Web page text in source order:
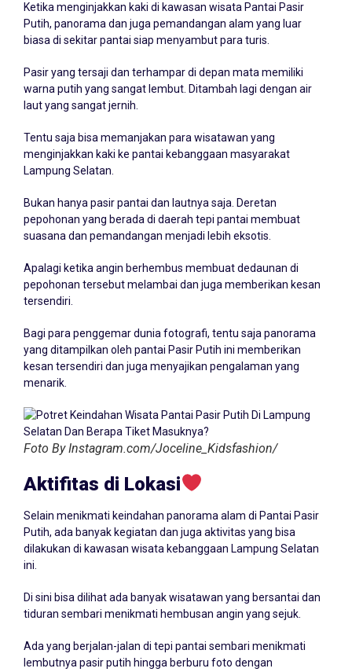
Ketika menginjakkan kaki di kawasan wisata Pantai Pasir
Putih, panorama dan juga pemandangan alam yang luar
biasa di sekitar pantai siap menyambut para turis.
Pasir yang tersaji dan terhampar di depan mata memiliki
warna putih yang sangat lembut. Ditambah lagi dengan air
laut yang sangat jernih.
Tentu saja bisa memanjakan para wisatawan yang
menginjakkan kaki ke pantai kebanggaan masyarakat
Lampung Selatan.
Bukan hanya pasir pantai dan lautnya saja. Deretan
pepohonan yang berada di daerah tepi pantai membuat
suasana dan pemandangan menjadi lebih eksotis.
Apalagi ketika angin berhembus membuat dedaunan di
pepohonan tersebut melambai dan juga memberikan kesan
tersendiri.
Bagi para penggemar dunia fotografi, tentu saja panorama
yang ditampilkan oleh pantai Pasir Putih ini memberikan
kesan tersendiri dan juga menyajikan pengalaman yang
menarik.
Foto By Instagram.com/Joceline_Kidsfashion/
Aktifitas di Lokasi
Selain menikmati keindahan panorama alam di Pantai Pasir
Putih, ada banyak kegiatan dan juga aktivitas yang bisa
dilakukan di kawasan wisata kebanggaan Lampung Selatan
ini.
Di sini bisa dilihat ada banyak wisatawan yang bersantai dan
tiduran sembari menikmati hembusan angin yang sejuk.
Ada yang berjalan-jalan di tepi pantai sembari menikmati
lembutnya pasir putih hingga berburu foto dengan